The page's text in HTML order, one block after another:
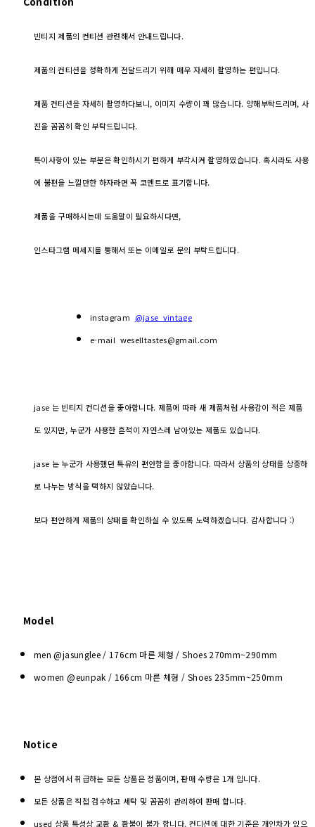
빈티지 제품의 컨티션 관련해서 안내드립니다.
제품의 컨티션을 정확하게 전달드리기 위해 매우 자세히 촬영하는 편입니다.
제품 컨티션을 자세히 촬영하다보니, 이미지 수량이 꽤 많습니다. 양해부탁드리며, 사
진을 꼼꼼히 확인 부탁드립니다.
특이사항이 있는 부분은 확인하시기 편하게 부각시켜 촬영하였습니다. 혹시라도 사용
에 불편을 느낄만한 하자라면 꼭 코멘트로 표기합니다.
제품을 구매하시는데 도움말이 필요하시다면,
인스타그램 메세지를 통해서 또는 이메일로 문의 부탁드립니다.
instagram @jase_vintage
e-mail weselltastes@gmail.com
jase 는 빈티지 컨디션을 좋아합니다. 제품에 따라 새 제품처럼 사용감이 적은 제품
도 있지만, 누군가 사용한 흔적이 자연스레 남아있는 제품도 있습니다.
jase 는 누군가 사용했던 특유의 편안함을 좋아합니다. 따라서 상품의 상태를 상중하
로 나누는 방식을 택하지 않았습니다.
보다 편안하게 제품의 상태를 확인하실 수 있도록 노력하겠습니다. 감사합니다 :)
Model
men @jasunglee / 176cm 마른 체형 / Shoes 270mm~290mm
women @eunpak / 166cm 마른 체형 / Shoes 235mm~250mm
Notice
본 상점에서 취급하는 모든 상품은 정품이며, 판매 수량은 1개 입니다.
모든 상품은 직접 검수하고 세탁 및 꼼꼼히 관리하여 판매 합니다.
used 상품 특성상 교환 & 환불이 불가 합니다. 컨디션에 대한 기준은 개인차가 있으